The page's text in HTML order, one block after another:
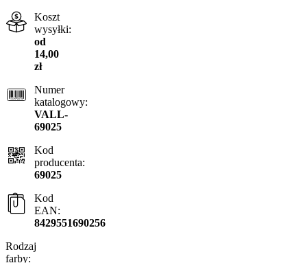
Koszt
wysyłki:
od
14,00
zł
Numer
katalogowy:
VALL-
69025
Kod
producenta:
69025
Kod
EAN:
8429551690256
Rodzaj
farby: